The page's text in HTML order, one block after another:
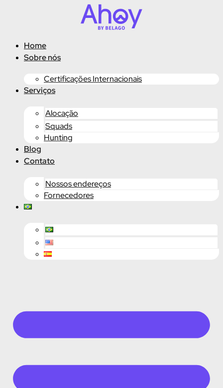
conteúdoHome
Sobre nós
Certificações Internacionais
Serviços
Alocação
Squads
Hunting
Blog
Contato
Nossos endereços
Fornecedores